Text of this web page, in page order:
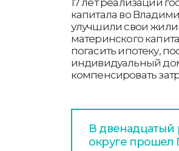
капитала во
улучшили свои
материнского
погасить ипотеку,
индивидуальный
компенсировать
В двенадцатый
округе прошел